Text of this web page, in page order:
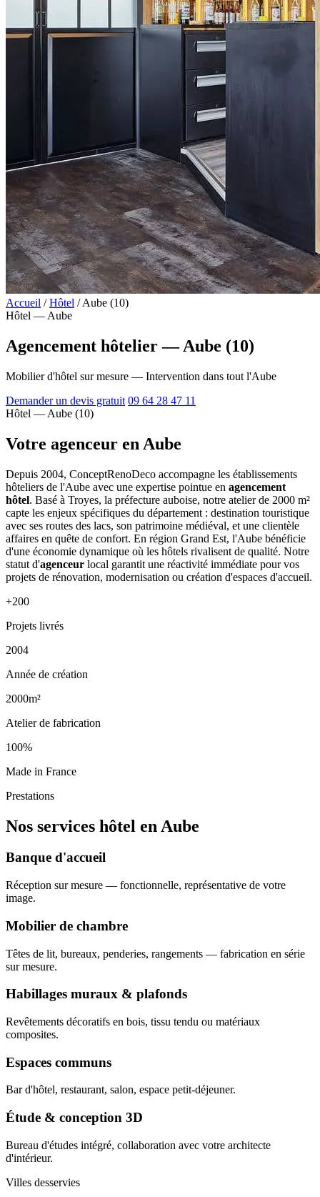
Accueil / Hôtel / Aube (10)
Hôtel — Aube
Agencement hôtelier — Aube (10)
Mobilier d'hôtel sur mesure — Intervention dans tout l'Aube
Demander un devis gratuit 09 64 28 47 11
Hôtel — Aube (10)
Votre agenceur en Aube
Depuis 2004, ConceptRenoDeco accompagne les établissements
hôteliers de l'Aube avec une expertise pointue en agencement
hôtel. Basé à Troyes, la préfecture auboise, notre atelier de 2000 m²
capte les enjeux spécifiques du département : destination touristique
avec ses routes des lacs, son patrimoine médiéval, et une clientèle
affaires en quête de confort. En région Grand Est, l'Aube bénéficie
d'une économie dynamique où les hôtels rivalisent de qualité. Notre
statut d'agenceur local garantit une réactivité immédiate pour vos
projets de rénovation, modernisation ou création d'espaces d'accueil.
+200
Projets livrés
2004
Année de création
2000m²
Atelier de fabrication
100%
Made in France
Prestations
Nos services hôtel en Aube
Banque d'accueil
Réception sur mesure — fonctionnelle, représentative de votre
image.
Mobilier de chambre
Têtes de lit, bureaux, penderies, rangements — fabrication en série
sur mesure.
Habillages muraux & plafonds
Revêtements décoratifs en bois, tissu tendu ou matériaux
composites.
Espaces communs
Bar d'hôtel, restaurant, salon, espace petit-déjeuner.
Étude & conception 3D
Bureau d'études intégré, collaboration avec votre architecte
d'intérieur.
Villes desservies